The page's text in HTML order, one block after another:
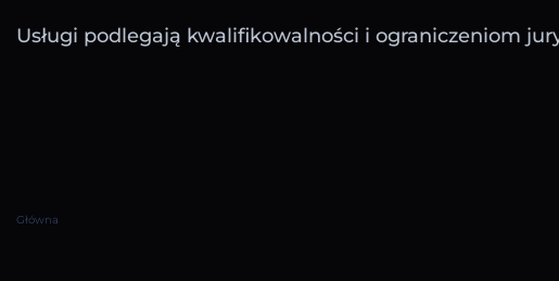
Usługi podlegają kwalifikowalności i ograniczeniom
Główna